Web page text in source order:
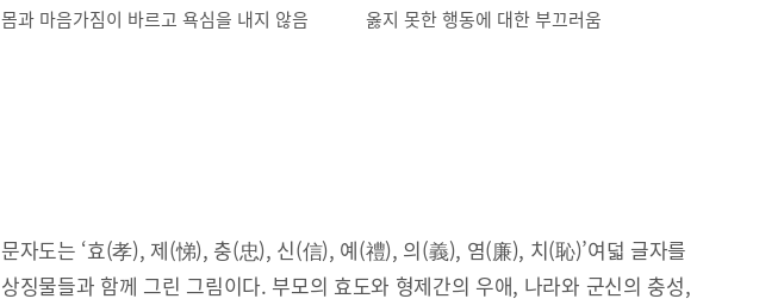
몸과 마음가짐이 바르고 욕심을 내지 않음 옳지 못한 행동에 대한 부끄러움
문자도는 ‘효(孝), 제(悌), 충(忠), 신(信), 예(禮), 의(義), 염(廉), 치(恥)’여덟 글자를
상징물들과 함께 그린 그림이다. 부모의 효도와 형제간의 우애, 나라와 군신의 충성,